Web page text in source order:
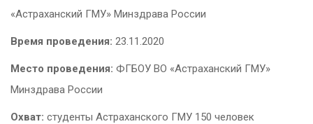
«Астраханский ГМУ» Минздрава России
Время проведения: 23.11.2020
Место проведения: ФГБОУ ВО «Астраханский ГМУ»
Минздрава России
Охват: студенты Астраханского ГМУ 150 человек